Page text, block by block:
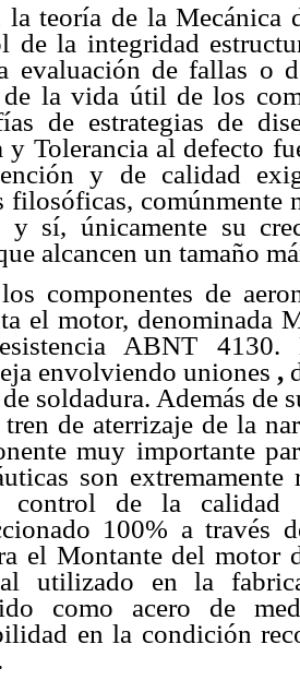
la teoría de la Mecánica
de la integridad
evaluación de fallas o
la vida útil de los
de estrategias de
y Tolerancia al
y de calidad
filosóficas, comúnmente
y sí, únicamente su
alcancen un tamaño
componentes de
el motor, denominada
ABNT 4130.
envolviendo uniones ,
soldadura. Además de
de aterrizaje de la
muy importante
son
control de la calidad
100% a través
el Montante del motor
utilizado en la
como acero de
en la condición